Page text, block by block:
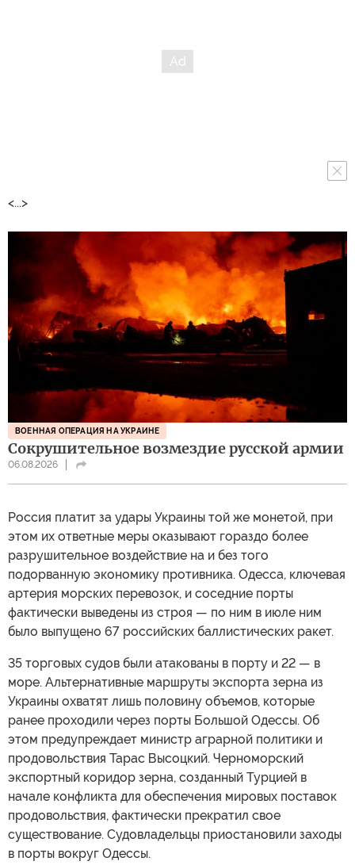
<...>
ВОЕННАЯ ОПЕРАЦИЯ НА УКРАИНЕ
Сокрушительное возмездие русской армии
06.08.2026
Россия платит за удары Украины той же монетой, при
этом их ответные меры оказывают гораздо более
разрушительное воздействие на и без того
подорванную экономику противника. Одесса, ключевая
артерия морских перевозок, и соседние порты
фактически выведены из строя — по ним в июле ним
было выпущено 67 российских баллистических ракет.
35 торговых судов были атакованы в порту и 22 — в
море. Альтернативные маршруты экспорта зерна из
Украины охватят лишь половину объемов, которые
ранее проходили через порты Большой Одессы. Об
этом предупреждает министр аграрной политики и
продовольствия Тарас Высоцкий. Черноморский
экспортный коридор зерна, созданный Турцией в
начале конфликта для обеспечения мировых поставок
продовольствия, фактически прекратил свое
существование. Судовладельцы приостановили заходы
в порты вокруг Одессы.